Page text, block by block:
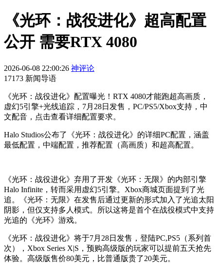
《光环：战役进化》超高配置
公开 需要RTX 4080
2026-06-08 22:00:26 神评论
17173 新闻导语
《光环：战役进化》配置曝光！RTX 4080才能跑超高画质，
虚幻5引擎+光线追踪，7月28日发售，PC/PS5/Xbox支持，中
文配音，点击查看详细配置要求。
Halo Studios公布了《光环：战役进化》的详细PC配置，涵盖
最低配置，中端配置，推荐配置（高画质）和超高配置。
《光环：战役进化》弃用了开发《光环：无限》的内部引擎
Halo Infinite，转而采用虚幻5引擎。Xbox商城页面提到了光
追。《光环：无限》在发售后通过更新的形式加入了光追太阳
阴影，但仅支持多人模式。所以这将是首个在战役模式中支持
光追的《光环》游戏。
《光环：战役进化》将于7月28日发售，登陆PC,PS5（系列首
次），Xbox Series X|S，预购高级版的玩家可以提前五天抢先
体验。高级版售价80美元，比普通版贵了20美元。